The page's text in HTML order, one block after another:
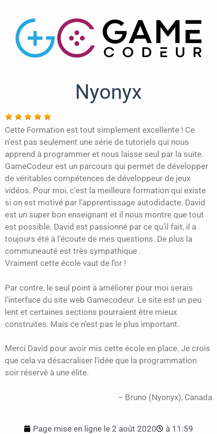
Nyonyx
Cette Formation est tout simplement excellente ! Ce
n’est pas seulement une série de tutoriels qui nous
apprend à programmer et nous laisse seul par la suite.
GameCodeur est un parcours qui permet de développer
de véritables compétences de développeur de jeux
vidéos. Pour moi, c’est la meilleure formation qui existe
si on est motivé par l’apprentissage autodidacte. David
est un super bon enseignant et il nous montre que tout
est possible. David est passionné par ce qu’il fait, il a
toujours été à l’écoute de mes questions. De plus la
communeauté est très sympathique .
Vraiment cette école vaut de l’or !
Par contre, le seul point à améliorer pour moi serais
l’interface du site web Gamecodeur. Le site est un peu
lent et certaines sections pourraient être mieux
construites. Mais ce n’est pas le plus important.
Merci David pour avoir mis cette école en place. Je crois
que cela va désacraliser l’idée que la programmation
soir réservé à une élite.
Bruno (Nyonyx) Canada
Page mise en ligne le 2 août 2020 à 11:59